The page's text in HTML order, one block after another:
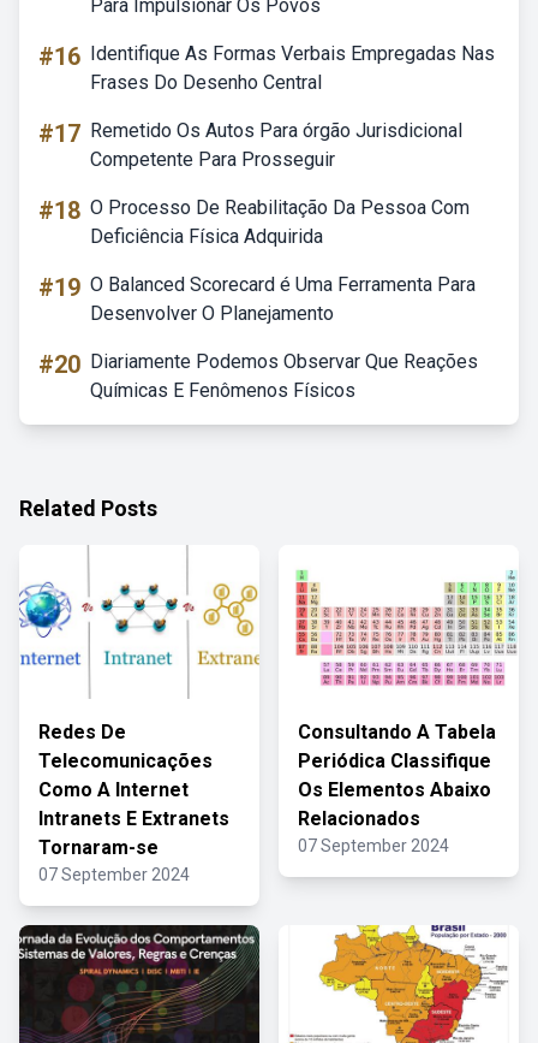
Para Impulsionar Os Povos
#16 Identifique As Formas Verbais Empregadas Nas
Frases Do Desenho Central
#17 Remetido Os Autos Para órgão Jurisdicional
Competente Para Prosseguir
#18 O Processo De Reabilitação Da Pessoa Com
Deficiência Física Adquirida
#19 O Balanced Scorecard é Uma Ferramenta Para
Desenvolver O Planejamento
#20 Diariamente Podemos Observar Que Reações
Químicas E Fenômenos Físicos
Related Posts
Redes De
Telecomunicações
Como A Internet
Intranets E Extranets
Tornaram-se
07 September 2024
Consultando A Tabela
Periódica Classifique
Os Elementos Abaixo
Relacionados
07 September 2024